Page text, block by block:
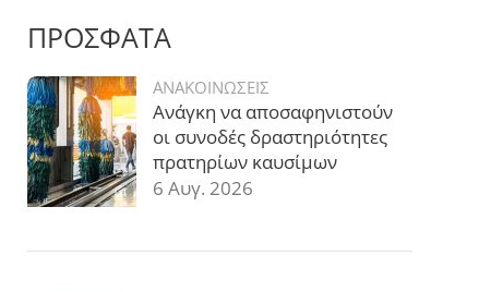
ΠΡΟΣΦΑΤΑ
ΑΝΑΚΟΙΝΩΣΕΙΣ
Ανάγκη να αποσαφηνιστούν
οι συνοδές δραστηριότητες
πρατηρίων καυσίμων
6 Αυγ. 2026